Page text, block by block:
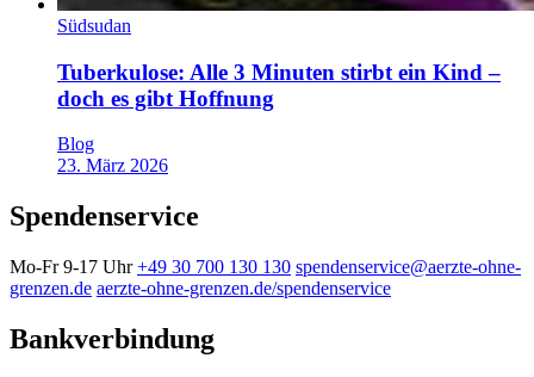
Südsudan
Tuberkulose: Alle 3 Minuten stirbt ein Kind –
doch es gibt Hoffnung
Blog
23. März 2026
Spendenservice
Mo-Fr 9-17 Uhr +49 30 700 130 130 spendenservice@aerzte-ohne-
grenzen.de aerzte-ohne-grenzen.de/spendenservice
Bankverbindung